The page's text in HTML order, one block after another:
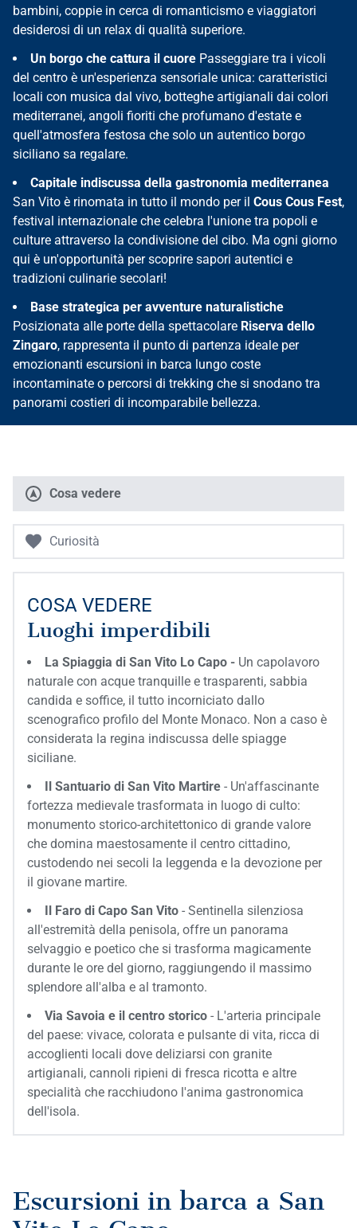
bambini, coppie in cerca di romanticismo e viaggiatori
desiderosi di un relax di qualità superiore.
Un borgo che cattura il cuore Passeggiare tra i vicoli
del centro è un'esperienza sensoriale unica: caratteristici
locali con musica dal vivo, botteghe artigianali dai colori
mediterranei, angoli fioriti che profumano d'estate e
quell'atmosfera festosa che solo un autentico borgo
siciliano sa regalare.
Capitale indiscussa della gastronomia mediterranea
San Vito è rinomata in tutto il mondo per il Cous Cous Fest,
festival internazionale che celebra l'unione tra popoli e
culture attraverso la condivisione del cibo. Ma ogni giorno
qui è un'opportunità per scoprire sapori autentici e
tradizioni culinarie secolari!
Base strategica per avventure naturalistiche
Posizionata alle porte della spettacolare Riserva dello
Zingaro, rappresenta il punto di partenza ideale per
emozionanti escursioni in barca lungo coste
incontaminate o percorsi di trekking che si snodano tra
panorami costieri di incomparabile bellezza.
Cosa vedere
Curiosità
COSA VEDERE
Luoghi imperdibili
La Spiaggia di San Vito Lo Capo - Un capolavoro
naturale con acque tranquille e trasparenti, sabbia
candida e soffice, il tutto incorniciato dallo
scenografico profilo del Monte Monaco. Non a caso è
considerata la regina indiscussa delle spiagge
siciliane.
Il Santuario di San Vito Martire - Un'affascinante
fortezza medievale trasformata in luogo di culto:
monumento storico-architettonico di grande valore
che domina maestosamente il centro cittadino,
custodendo nei secoli la leggenda e la devozione per
il giovane martire.
Il Faro di Capo San Vito - Sentinella silenziosa
all'estremità della penisola, offre un panorama
selvaggio e poetico che si trasforma magicamente
durante le ore del giorno, raggiungendo il massimo
splendore all'alba e al tramonto.
Via Savoia e il centro storico - L'arteria principale
del paese: vivace, colorata e pulsante di vita, ricca di
accoglienti locali dove deliziarsi con granite
artigianali, cannoli ripieni di fresca ricotta e altre
specialità che racchiudono l'anima gastronomica
dell'isola.
Escursioni in barca a San